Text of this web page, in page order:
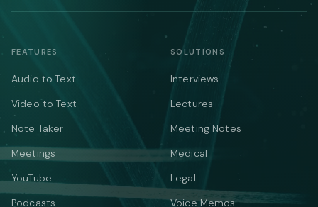
FEATURES
Audio to Text
Video to Text
Note Taker
Meetings
YouTube
Podcasts
SOLUTIONS
Interviews
Lectures
Meeting Notes
Medical
Legal
Voice Memos